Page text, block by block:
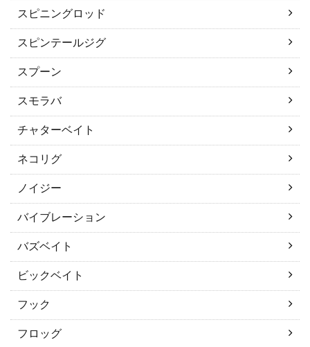
スピニングロッド
スピンテールジグ
スプーン
スモラバ
チャターベイト
ネコリグ
ノイジー
バイブレーション
バズベイト
ビックベイト
フック
フロッグ